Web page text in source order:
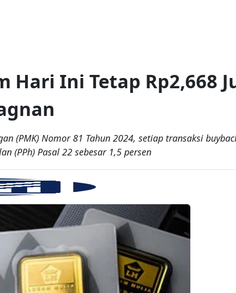
Hari Ini Tetap Rp2,668
(PMK) Nomor 81 Tahun 2024, setiap transaksi
(PPh) Pasal 22 sebesar 1,5 persen